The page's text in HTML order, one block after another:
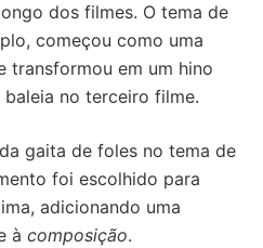
dos filmes. O tema de
começou como uma
transformou em um hino
no terceiro filme.
gaita de foles no tema de
foi escolhido para
adicionando uma
à composição.